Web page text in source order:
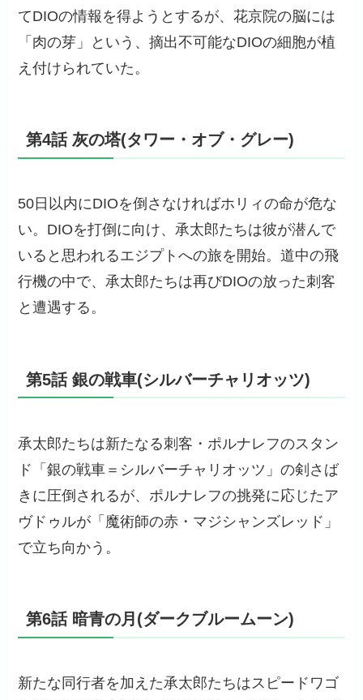
てDIOの情報を得ようとするが、花京院の脳には
「肉の芽」という、摘出不可能なDIOの細胞が植
え付けられていた。
第4話 灰の塔(タワー・オブ・グレー)
50日以内にDIOを倒さなければホリィの命が危な
い。DIOを打倒に向け、承太郎たちは彼が潜んで
いると思われるエジプトへの旅を開始。道中の飛
行機の中で、承太郎たちは再びDIOの放った刺客
と遭遇する。
第5話 銀の戦車(シルバーチャリオッツ)
承太郎たちは新たなる刺客・ポルナレフのスタン
ド「銀の戦車＝シルバーチャリオッツ」の剣さば
きに圧倒されるが、ポルナレフの挑発に応じたア
ヴドゥルが「魔術師の赤・マジシャンズレッド」
で立ち向かう。
第6話 暗青の月(ダークブルームーン)
新たな同行者を加えた承太郎たちはスピードワゴ